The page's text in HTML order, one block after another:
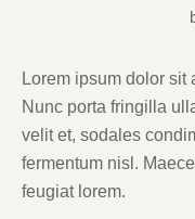
Lorem ipsum dolor sit
Nunc porta fringilla
velit et, sodales
fermentum nisl.
feugiat lorem.